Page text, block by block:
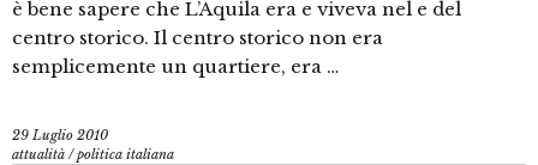
è bene sapere che L’Aquila era e viveva nel e del
centro storico. Il centro storico non era
semplicemente un quartiere, era …
29 Luglio 2010
attualità /politica italiana